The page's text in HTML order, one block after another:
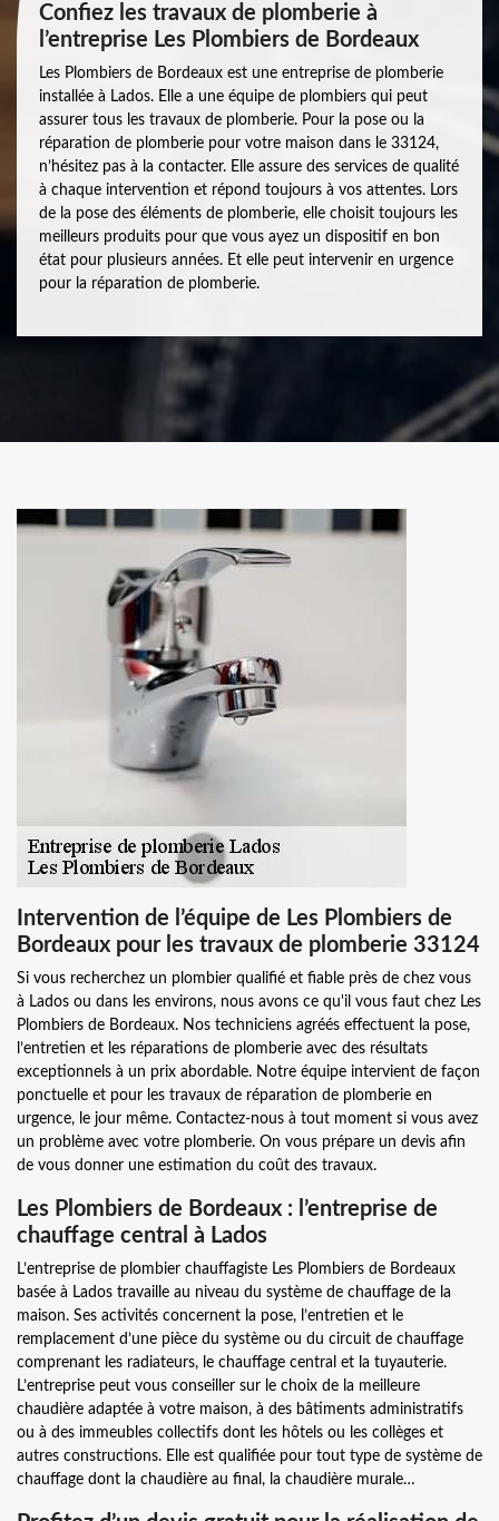
Confiez les travaux de plomberie à
l’entreprise Les Plombiers de Bordeaux
Les Plombiers de Bordeaux est une entreprise de plomberie
installée à Lados. Elle a une équipe de plombiers qui peut
assurer tous les travaux de plomberie. Pour la pose ou la
réparation de plomberie pour votre maison dans le 33124,
n’hésitez pas à la contacter. Elle assure des services de qualité
à chaque intervention et répond toujours à vos attentes. Lors
de la pose des éléments de plomberie, elle choisit toujours les
meilleurs produits pour que vous ayez un dispositif en bon
état pour plusieurs années. Et elle peut intervenir en urgence
pour la réparation de plomberie.
Intervention de l’équipe de Les Plombiers de
Bordeaux pour les travaux de plomberie 33124
Si vous recherchez un plombier qualifié et fiable près de chez vous
à Lados ou dans les environs, nous avons ce qu'il vous faut chez Les
Plombiers de Bordeaux. Nos techniciens agréés effectuent la pose,
l’entretien et les réparations de plomberie avec des résultats
exceptionnels à un prix abordable. Notre équipe intervient de façon
ponctuelle et pour les travaux de réparation de plomberie en
urgence, le jour même. Contactez-nous à tout moment si vous avez
un problème avec votre plomberie. On vous prépare un devis afin
de vous donner une estimation du coût des travaux.
Les Plombiers de Bordeaux : l’entreprise de
chauffage central à Lados
L’entreprise de plombier chauffagiste Les Plombiers de Bordeaux
basée à Lados travaille au niveau du système de chauffage de la
maison. Ses activités concernent la pose, l’entretien et le
remplacement d’une pièce du système ou du circuit de chauffage
comprenant les radiateurs, le chauffage central et la tuyauterie.
L’entreprise peut vous conseiller sur le choix de la meilleure
chaudière adaptée à votre maison, à des bâtiments administratifs
ou à des immeubles collectifs dont les hôtels ou les collèges et
autres constructions. Elle est qualifiée pour tout type de système de
chauffage dont la chaudière au final, la chaudière murale…